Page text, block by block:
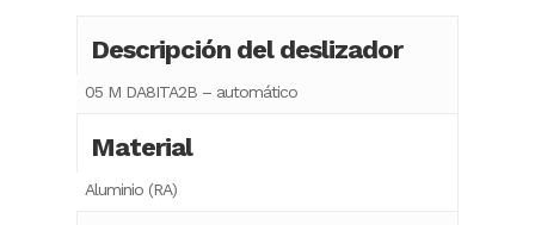
Descripción del deslizador
05 M DA8ITA2B – automático
Material
Aluminio (RA)